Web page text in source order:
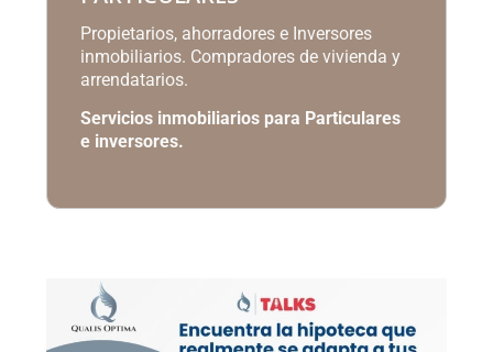
Propietarios, ahorradores e Inversores
inmobiliarios. Compradores de vivienda y
arrendatarios.
Servicios inmobiliarios para Particulares
e inversores.